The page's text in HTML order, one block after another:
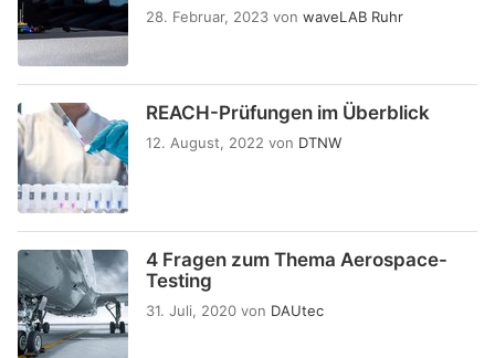
28. Februar, 2023 von waveLAB Ruhr
REACH-Prüfungen im Überblick
12. August, 2022 von DTNW
4 Fragen zum Thema Aerospace-
Testing
31. Juli, 2020 von DAUtec